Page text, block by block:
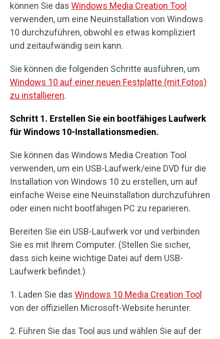
können Sie das Windows Media Creation Tool
verwenden, um eine Neuinstallation von Windows
10 durchzuführen, obwohl es etwas kompliziert
und zeitaufwändig sein kann.
Sie können die folgenden Schritte ausführen, um
Windows 10 auf einer neuen Festplatte (mit Fotos)
zu installieren.
Schritt 1. Erstellen Sie ein bootfähiges Laufwerk
für Windows 10-Installationsmedien.
Sie können das Windows Media Creation Tool
verwenden, um ein USB-Laufwerk/eine DVD für die
Installation von Windows 10 zu erstellen, um auf
einfache Weise eine Neuinstallation durchzuführen
oder einen nicht bootfähigen PC zu reparieren.
Bereiten Sie ein USB-Laufwerk vor und verbinden
Sie es mit Ihrem Computer. (Stellen Sie sicher,
dass sich keine wichtige Datei auf dem USB-
Laufwerk befindet.)
1. Laden Sie das Windows 10 Media Creation Tool
von der offiziellen Microsoft-Website herunter.
2. Führen Sie das Tool aus und wählen Sie auf der